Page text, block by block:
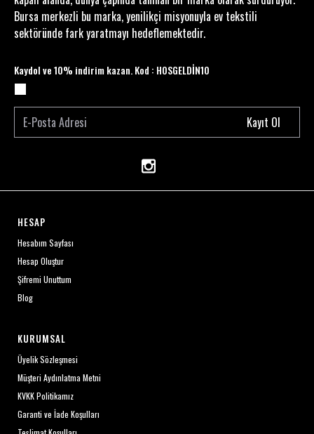
kültürüyle buluşturan %100 Pamuk 80x170 cm
Türk Hamamı Peştemal Havlu ile yaz stilinize hafif
ve şık bir dokunuş katın.
Bursa merkezli bu marka, yenilikçi misyonuyla ev tekstili
sektöründe fark yaratmayı hedeflemektedir.
Kaydol ve 10% indirim kazan. Kod : HOSGELDİN10
Kayıt Ol
HESAP
Hesabım Sayfası
Hesap Oluştur
Şifremi Unuttum
Blog
KURUMSAL
Üyelik Sözleşmesi
Müşteri Aydınlatma Metni
KVKK Politikamız
Garanti ve İade Koşulları